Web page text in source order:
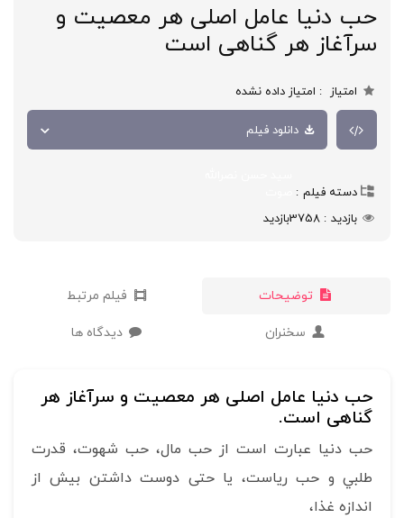
حب دنیا عامل اصلی هر معصیت و
سرآغاز هر گناهی است
امتیاز امتیاز داده نشده
دانلود فیلم
دسته فیلم
بازدید
3758بازدید
توضیحات فیلم مرتبط
سخنران دیدگاه ها
حب دنیا عامل اصلی هر معصیت و سرآغاز هر
گناهی است.
حب دنیا عبارت است از حب مال، حب شهوت، قدرت
طلبي و حب ریاست، یا حتی دوست داشتن بیش از
اندازه غذا،